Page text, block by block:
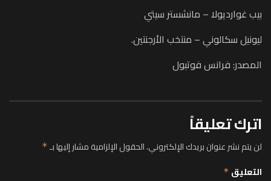
بيب غوارديولا – مانشستر سيتي
ليونيل سكالوني – منتخب الأرجنتين.
المصدر: فرانس فوتبول
اترك تعليقاً
لن يتم نشر عنوان بريدك الإلكتروني.الحقول الإلزامية مشار إليها بـ*
التعليق *